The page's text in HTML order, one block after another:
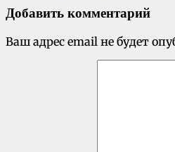
Добавить комментарий
Ваш адрес email не будет